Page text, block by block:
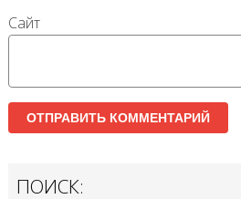
Сайт
ПОИСК: